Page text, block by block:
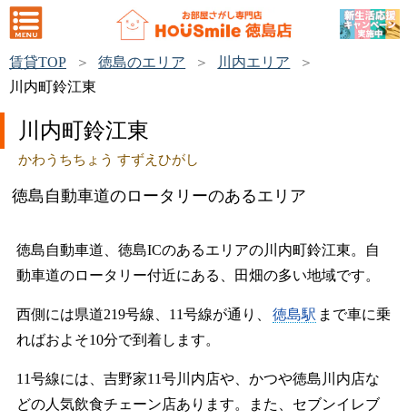
賃貸TOP 徳島のエリア
川内エリア
川内町鈴江東
川内町鈴江東
かわうちちょう すずえひがし
徳島自動車道のロータリーのあるエリア
徳島自動車道、徳島ICのあるエリアの川内町鈴江東。自
動車道のロータリー付近にある、田畑の多い地域です。
西側には県道219号線、11号線が通り、 徳島駅 まで車に乗
ればおよそ10分で到着します。
11号線には、吉野家11号川内店や、かつや徳島川内店な
どの人気飲食チェーン店あります。また、セブンイレブ